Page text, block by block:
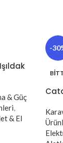
& Güç
,
& El
-